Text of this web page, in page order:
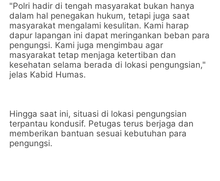
"Polri hadir di tengah masyarakat bukan hanya
dalam hal penegakan hukum, tetapi juga saat
masyarakat mengalami kesulitan. Kami harap
dapur lapangan ini dapat meringankan beban para
pengungsi. Kami juga mengimbau agar
masyarakat tetap menjaga ketertiban dan
kesehatan selama berada di lokasi pengungsian,"
jelas Kabid Humas.
Hingga saat ini, situasi di lokasi pengungsian
terpantau kondusif. Petugas terus berjaga dan
memberikan bantuan sesuai kebutuhan para
pengungsi.